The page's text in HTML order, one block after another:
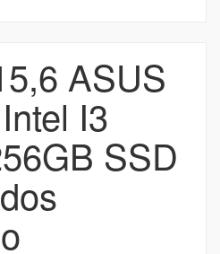
ASUS
I3
SSD